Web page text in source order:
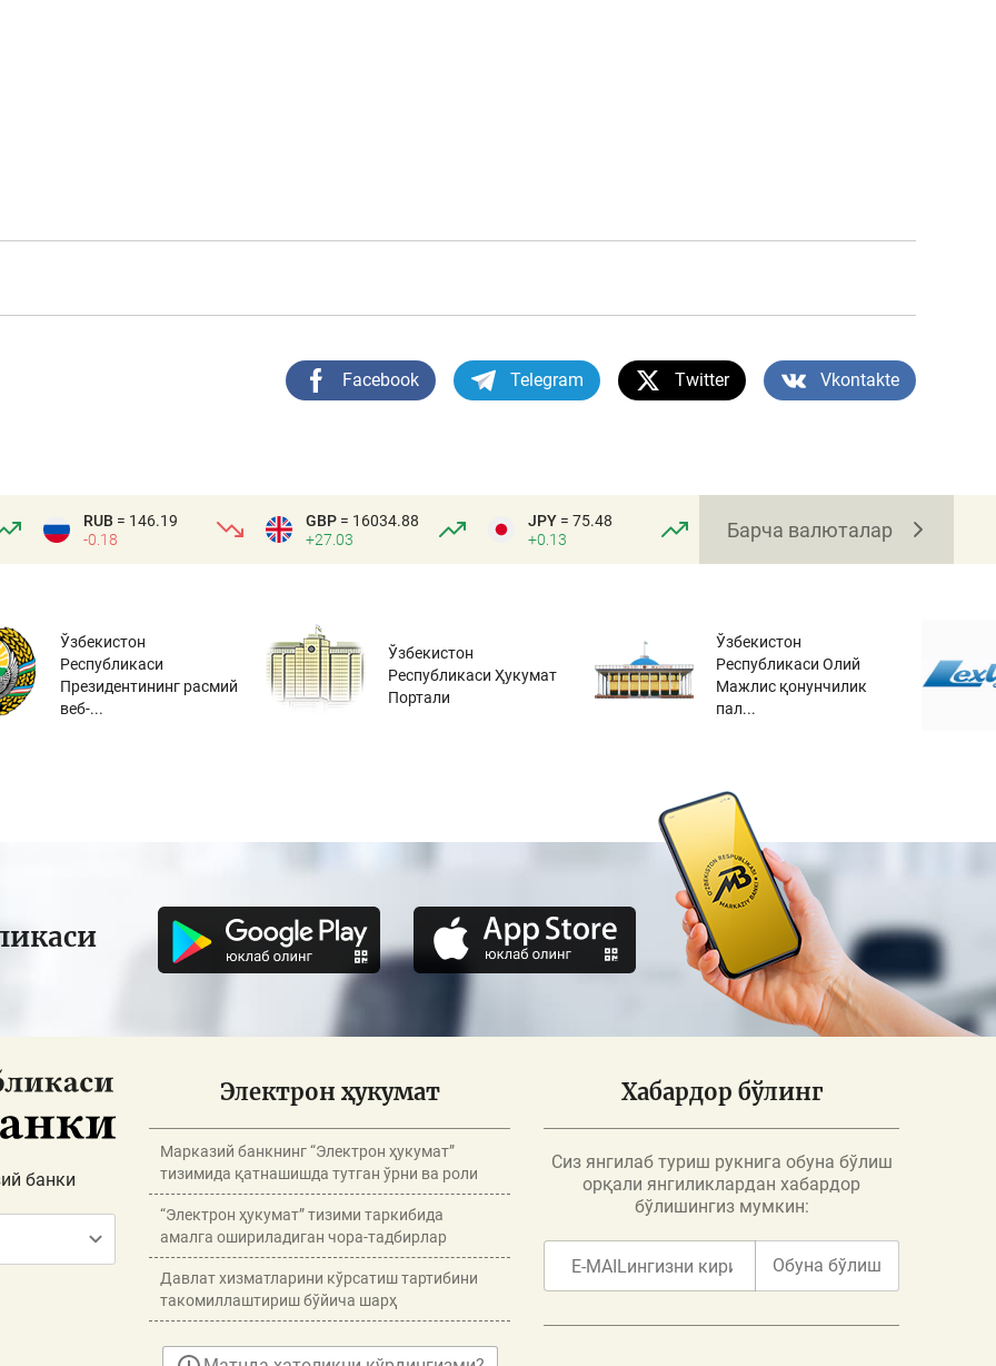
Facebook Telegram Twitter Vkontakte
RUB = 146.19
-0.18
GBP = 16034.88
+27.03
JPY = 75.48
+0.13
Барча валюталар
Ўзбекистон
Республикаси
Президентининг расмий
веб-...
Ўзбекистон
Республикаси Ҳукумат
Портали
Ўзбекистон
Республикаси Олий
Мажлис қонунчилик
пал...
банки
Электрон ҳукумат
Марказий банкнинг “Электрон ҳукумат”
тизимида қатнашишда тутган ўрни ва роли
“Электрон ҳукумат” тизими таркибида
амалга ошириладиган чора-тадбирлар
Давлат хизматларини кўрсатиш тартибини
такомиллаштириш бўйича шарҳ
Хабардор бўлинг
Сиз янгилаб туриш рукнига обуна бўлиш
орқали янгиликлардан хабардор
бўлишингиз мумкин:
Обуна бўлиш